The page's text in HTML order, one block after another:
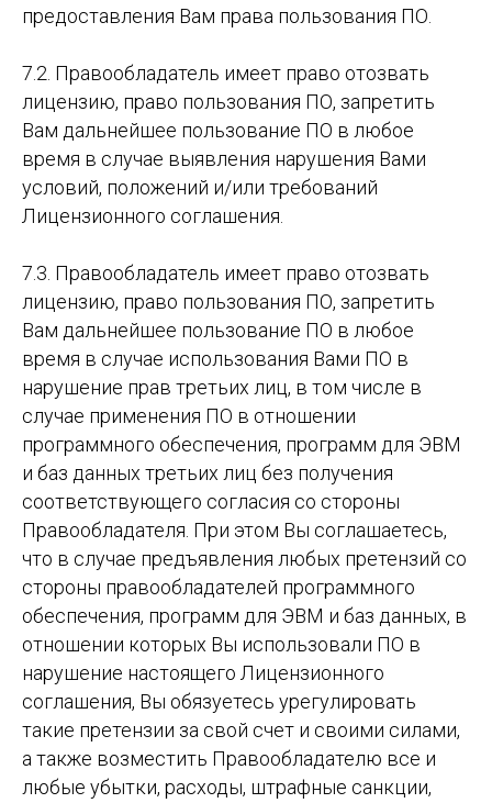
предоставления Вам права пользования ПО.
7.2. Правообладатель имеет право отозвать
лицензию, право пользования ПО, запретить
Вам дальнейшее пользование ПО в любое
время в случае выявления нарушения Вами
условий, положений и/или требований
Лицензионного соглашения.
7.3. Правообладатель имеет право отозвать
лицензию, право пользования ПО, запретить
Вам дальнейшее пользование ПО в любое
время в случае использования Вами ПО в
нарушение прав третьих лиц, в том числе в
случае применения ПО в отношении
программного обеспечения, программ для ЭВМ
и баз данных третьих лиц без получения
соответствующего согласия со стороны
Правообладателя. При этом Вы соглашаетесь,
что в случае предъявления любых претензий со
стороны правообладателей программного
обеспечения, программ для ЭВМ и баз данных, в
отношении которых Вы использовали ПО в
нарушение настоящего Лицензионного
соглашения, Вы обязуетесь урегулировать
такие претензии за свой счет и своими силами,
а также возместить Правообладателю все и
любые убытки, расходы, штрафные санкции,